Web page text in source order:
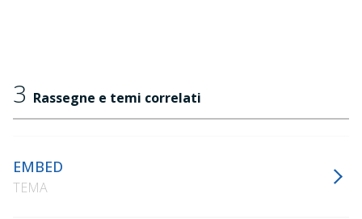
3 Rassegne e temi correlati
EMBED
TEMA